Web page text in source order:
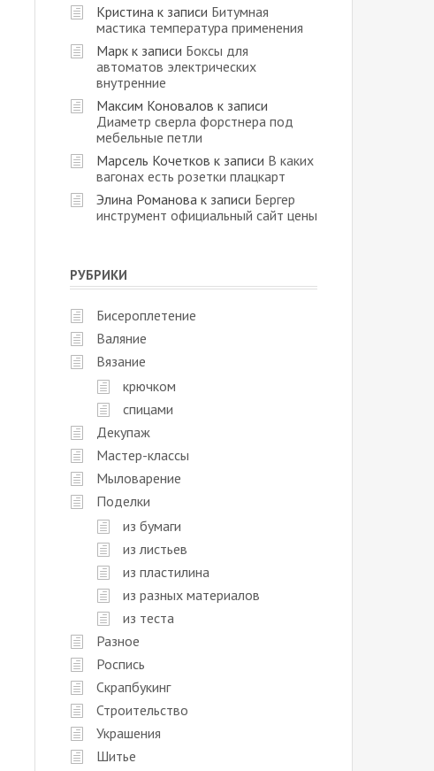
Кристина к записи Битумная
мастика температура применения
Марк к записи Боксы для
автоматов электрических
внутренние
Максим Коновалов к записи
Диаметр сверла форстнера под
мебельные петли
Марсель Кочетков к записи В каких
вагонах есть розетки плацкарт
Элина Романова к записи Бергер
инструмент официальный сайт цены
РУБРИКИ
Бисероплетение
Валяние
Вязание
крючком
спицами
Декупаж
Мастер-классы
Мыловарение
Поделки
из бумаги
из листьев
из пластилина
из разных материалов
из теста
Разное
Роспись
Скрапбукинг
Строительство
Украшения
Шитье